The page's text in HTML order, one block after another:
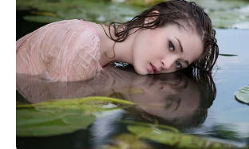
Pronostic Quinté en 6